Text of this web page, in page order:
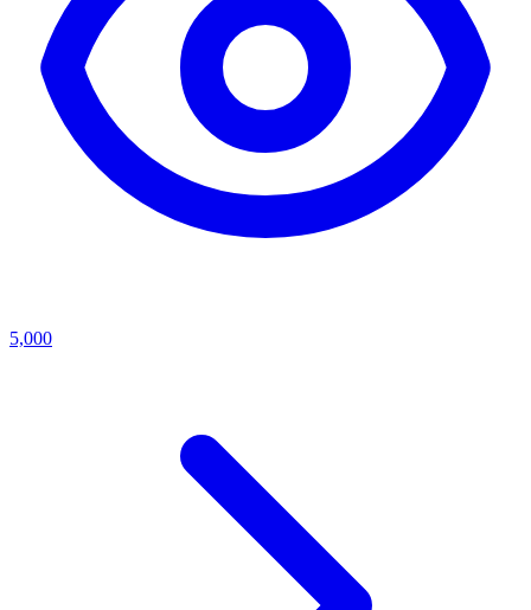
5,000